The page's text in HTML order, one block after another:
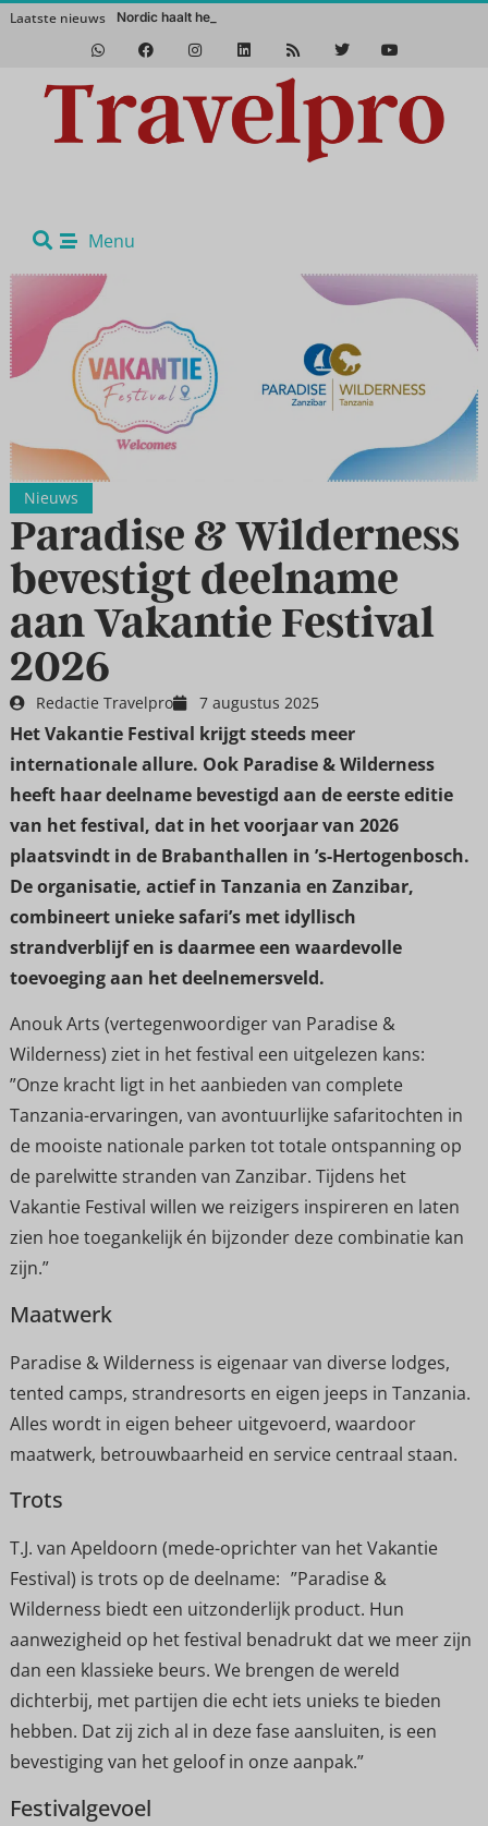
Laatste nieuws Nordic haalt het magisc
Menu
Nieuws
Paradise & Wilderness
bevestigt deelname
aan Vakantie Festival
2026
Redactie Travelpro 7 augustus 2025
Het Vakantie Festival krijgt steeds meer
internationale allure. Ook Paradise & Wilderness
heeft haar deelname bevestigd aan de eerste editie
van het festival, dat in het voorjaar van 2026
plaatsvindt in de Brabanthallen in ’s-Hertogenbosch.
De organisatie, actief in Tanzania en Zanzibar,
combineert unieke safari’s met idyllisch
strandverblijf en is daarmee een waardevolle
toevoeging aan het deelnemersveld.
Anouk Arts (vertegenwoordiger van Paradise &
Wilderness) ziet in het festival een uitgelezen kans:
”Onze kracht ligt in het aanbieden van complete
Tanzania-ervaringen, van avontuurlijke safaritochten in
de mooiste nationale parken tot totale ontspanning op
de parelwitte stranden van Zanzibar. Tijdens het
Vakantie Festival willen we reizigers inspireren en laten
zien hoe toegankelijk én bijzonder deze combinatie kan
zijn.”
Maatwerk
Paradise & Wilderness is eigenaar van diverse lodges,
tented camps, strandresorts en eigen jeeps in Tanzania.
Alles wordt in eigen beheer uitgevoerd, waardoor
maatwerk, betrouwbaarheid en service centraal staan.
Trots
T.J. van Apeldoorn (mede-oprichter van het Vakantie
Festival) is trots op de deelname: ”Paradise &
Wilderness biedt een uitzonderlijk product. Hun
aanwezigheid op het festival benadrukt dat we meer zijn
dan een klassieke beurs. We brengen de wereld
dichterbij, met partijen die echt iets unieks te bieden
hebben. Dat zij zich al in deze fase aansluiten, is een
bevestiging van het geloof in onze aanpak.”
Festivalgevoel